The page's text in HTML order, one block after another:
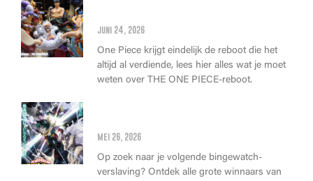
juni 24, 2026
One Piece krijgt eindelijk de reboot die het
altijd al verdiende, lees hier alles wat je moet
weten over THE ONE PIECE-reboot.
mei 26, 2026
Op zoek naar je volgende bingewatch-
verslaving? Ontdek alle grote winnaars van